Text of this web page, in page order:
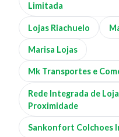
Limitada
Lojas Riachuelo
Marisa Lojas
Mk Transportes e
Rede Integrada de
Proximidade
Sankonfort Colchoes